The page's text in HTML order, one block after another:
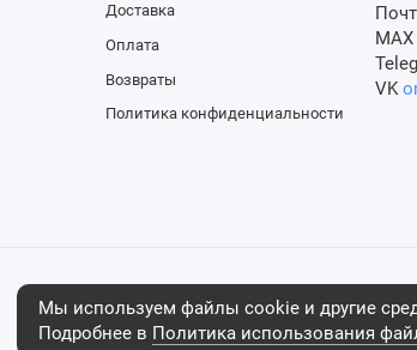
Мы используем файлы cookie и другие
Подробнее в Политика использования
Доставка
Оплата
Возвраты
Политика конфиденциальности
MAX
VK
ИП Мельников Андрей Анатольевич, 2025